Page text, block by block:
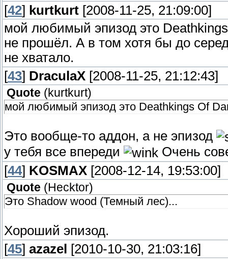
[42] kurtkurt [2008-11-25, 21:09:00]
мой любимый эпизод это
не прошёл. А в том хотя бы до
не хватало.
[43] DraculaX [2008-11-25, 21:12:43]
Quote (kurtkurt)
мой любимый эпизод это Deathkings Of
Это вообще-то аддон, а не эпизод
у тебя все впереди
Очень
[44] KOSMAX [2008-12-14, 19:53:00]
Quote ( Hecktor)
Это Shadow wood (Темный лес)...
Хороший эпизод.
[45] azazel
[2010-10-30, 21:03:16]